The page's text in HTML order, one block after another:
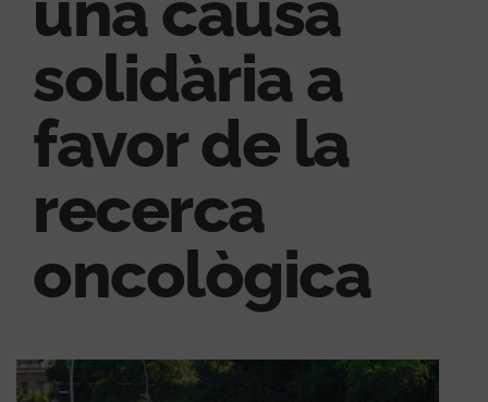
solidària a
favor de la
recerca
oncològica